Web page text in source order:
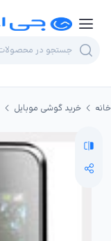
خانه خرید گوشی موبایل